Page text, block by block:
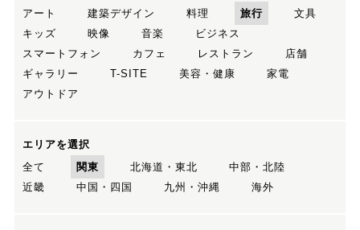
アート
建築デザイン 料理 旅行
文具
キッズ
映像 音楽
ビジネス
スマートフォン
カフェ レストラン
店舗
ギャラリー
T-SITE 美容・健康
家電
アウトドア
エリアを選択
全て
関東 北海道・東北
中部・北陸
近畿
中国・四国 九州・沖縄 海外